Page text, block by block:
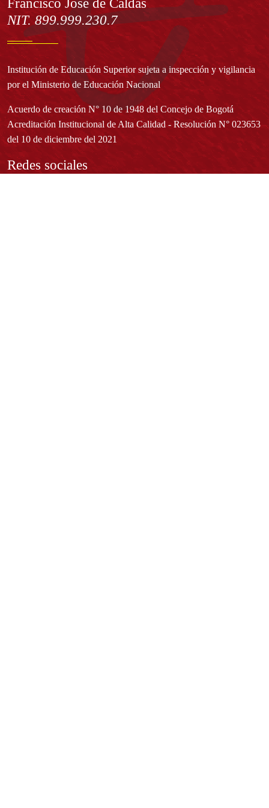
Francisco José de Caldas
NIT. 899.999.230.7
Institución de Educación Superior sujeta a inspección y vigilancia
por el Ministerio de Educación Nacional
Acuerdo de creación N° 10 de 1948 del Concejo de Bogotá
Acreditación Institucional de Alta Calidad - Resolución N° 023653
del 10 de diciembre del 2021
Redes sociales